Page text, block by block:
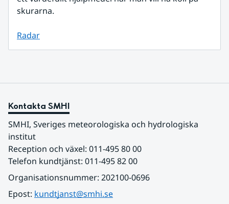
skurarna.
Radar
Kontakta SMHI
SMHI, Sveriges meteorologiska och hydrologiska
institut
Reception och växel: 011-495 80 00
Telefon kundtjänst: 011-495 82 00
Organisationsnummer: 202100-0696
Epost: kundtjanst@smhi.se